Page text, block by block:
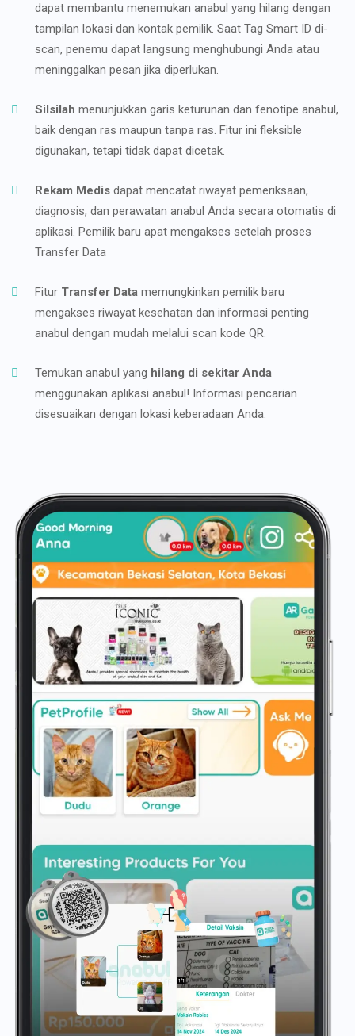
dapat membantu menemukan anabul yang hilang dengan
tampilan lokasi dan kontak pemilik. Saat Tag Smart ID di-
scan, penemu dapat langsung menghubungi Anda atau
meninggalkan pesan jika diperlukan.
Silsilah menunjukkan garis keturunan dan fenotipe anabul,
baik dengan ras maupun tanpa ras. Fitur ini fleksible
digunakan, tetapi tidak dapat dicetak.
Rekam Medis dapat mencatat riwayat pemeriksaan,
diagnosis, dan perawatan anabul Anda secara otomatis di
aplikasi. Pemilik baru apat mengakses setelah proses
Transfer Data
Fitur Transfer Data memungkinkan pemilik baru
mengakses riwayat kesehatan dan informasi penting
anabul dengan mudah melalui scan kode QR.
Temukan anabul yang hilang di sekitar Anda
menggunakan aplikasi anabul! Informasi pencarian
disesuaikan dengan lokasi keberadaan Anda.